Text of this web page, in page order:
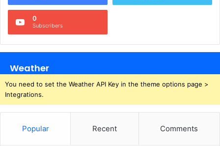
0
Subscribers
Weather
You need to set the Weather API Key in the theme options page >
Integrations.
Popular Recent Comments